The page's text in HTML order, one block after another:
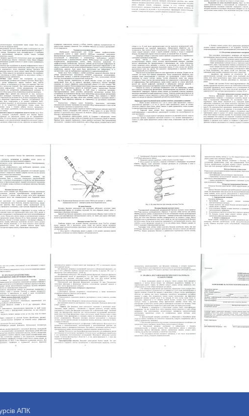
АПК